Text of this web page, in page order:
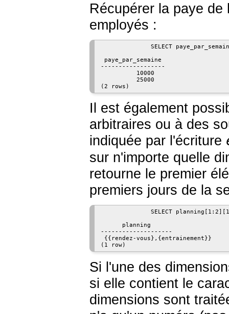
Récupérer la paye
employés :
SELECT
paye_par_semaine
------------------
          10000
          25000
(2 rows)
Il est également
arbitraires ou à des
indiquée par l'écriture
sur n'importe quelle
retourne le premier
premiers jours de la
SELECT
      planning
--------------------
{{rendez-vous},{entrainement}}
(1 row)
Si l'une des
si elle contient le
dimensions sont